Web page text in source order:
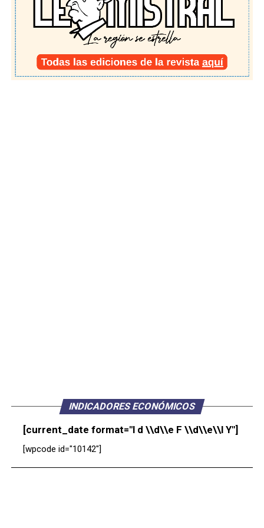
INDICADORES ECONÓMICOS
[current_date format="l d \\d\\e F \\d\\e\\l Y"]
[wpcode id="10142"]